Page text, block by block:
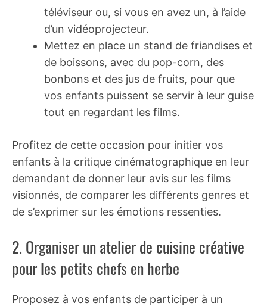
téléviseur ou, si vous en avez un, à l’aide
d’un vidéoprojecteur.
Mettez en place un stand de friandises et
de boissons, avec du pop-corn, des
bonbons et des jus de fruits, pour que
vos enfants puissent se servir à leur guise
tout en regardant les films.
Profitez de cette occasion pour initier vos
enfants à la critique cinématographique en leur
demandant de donner leur avis sur les films
visionnés, de comparer les différents genres et
de s’exprimer sur les émotions ressenties.
2. Organiser un atelier de cuisine créative
pour les petits chefs en herbe
Proposez à vos enfants de participer à un